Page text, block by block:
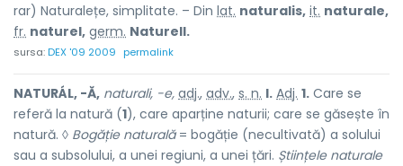
rar) Naturalețe, simplitate. – Din lat. naturalis, it. naturale,
fr. naturel, germ. Naturell.
sursa:DEX '09 2009 permalink
NATURÁL, -Ă, naturali, -e, adj., adv., s. n. I. Adj. 1. Care se
referă la natură (1), care aparține naturii; care se găsește în
natură. ◊ Bogăție naturală= bogăție (necultivată) a solului
sau a subsolului, a unei regiuni, a unei țări. Științele naturale